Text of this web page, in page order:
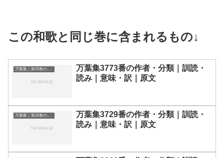
この和歌と同じ巻に含まれるもの↓
万葉集｜第15巻の和歌一覧
万葉集3773番の作者・分類｜訓読・
読み｜意味・訳｜原文
万葉集｜第15巻の和歌一覧
万葉集3729番の作者・分類｜訓読・
読み｜意味・訳｜原文